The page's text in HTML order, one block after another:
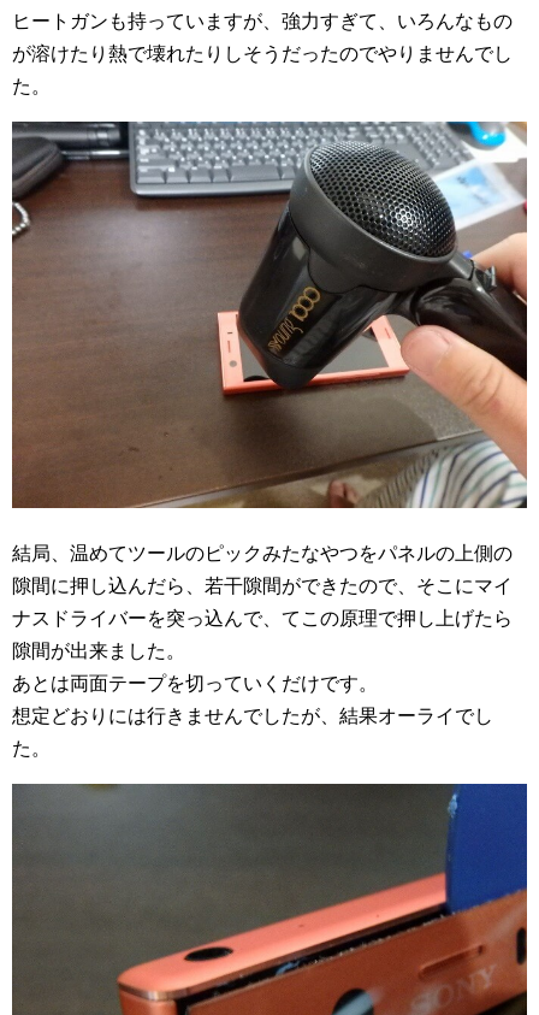
ヒートガンも持っていますが、強力すぎて、いろんなもの
が溶けたり熱で壊れたりしそうだったのでやりませんでし
た。
結局、温めてツールのピックみたなやつをパネルの上側の
隙間に押し込んだら、若干隙間ができたので、そこにマイ
ナスドライバーを突っ込んで、てこの原理で押し上げたら
隙間が出来ました。
あとは両面テープを切っていくだけです。
想定どおりには行きませんでしたが、結果オーライでし
た。